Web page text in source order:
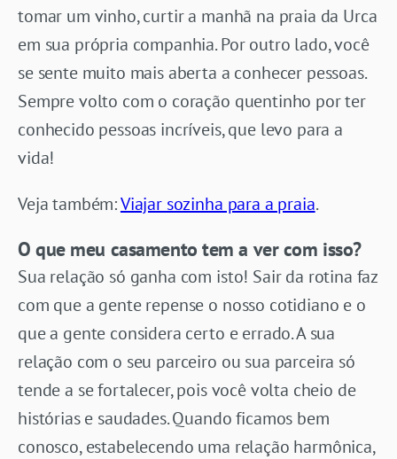
tomar um vinho, curtir a manhã na praia da Urca
em sua própria companhia. Por outro lado, você
se sente muito mais aberta a conhecer pessoas.
Sempre volto com o coração quentinho por ter
conhecido pessoas incríveis, que levo para a
vida!
Veja também:Viajar sozinha para a praia.
O que meu casamento tem a ver com isso?
Sua relação só ganha com isto! Sair da rotina faz
com que a gente repense o nosso cotidiano e o
que a gente considera certo e errado. A sua
relação com o seu parceiro ou sua parceira só
tende a se fortalecer, pois você volta cheio de
histórias e saudades. Quando ficamos bem
conosco, estabelecendo uma relação harmônica,